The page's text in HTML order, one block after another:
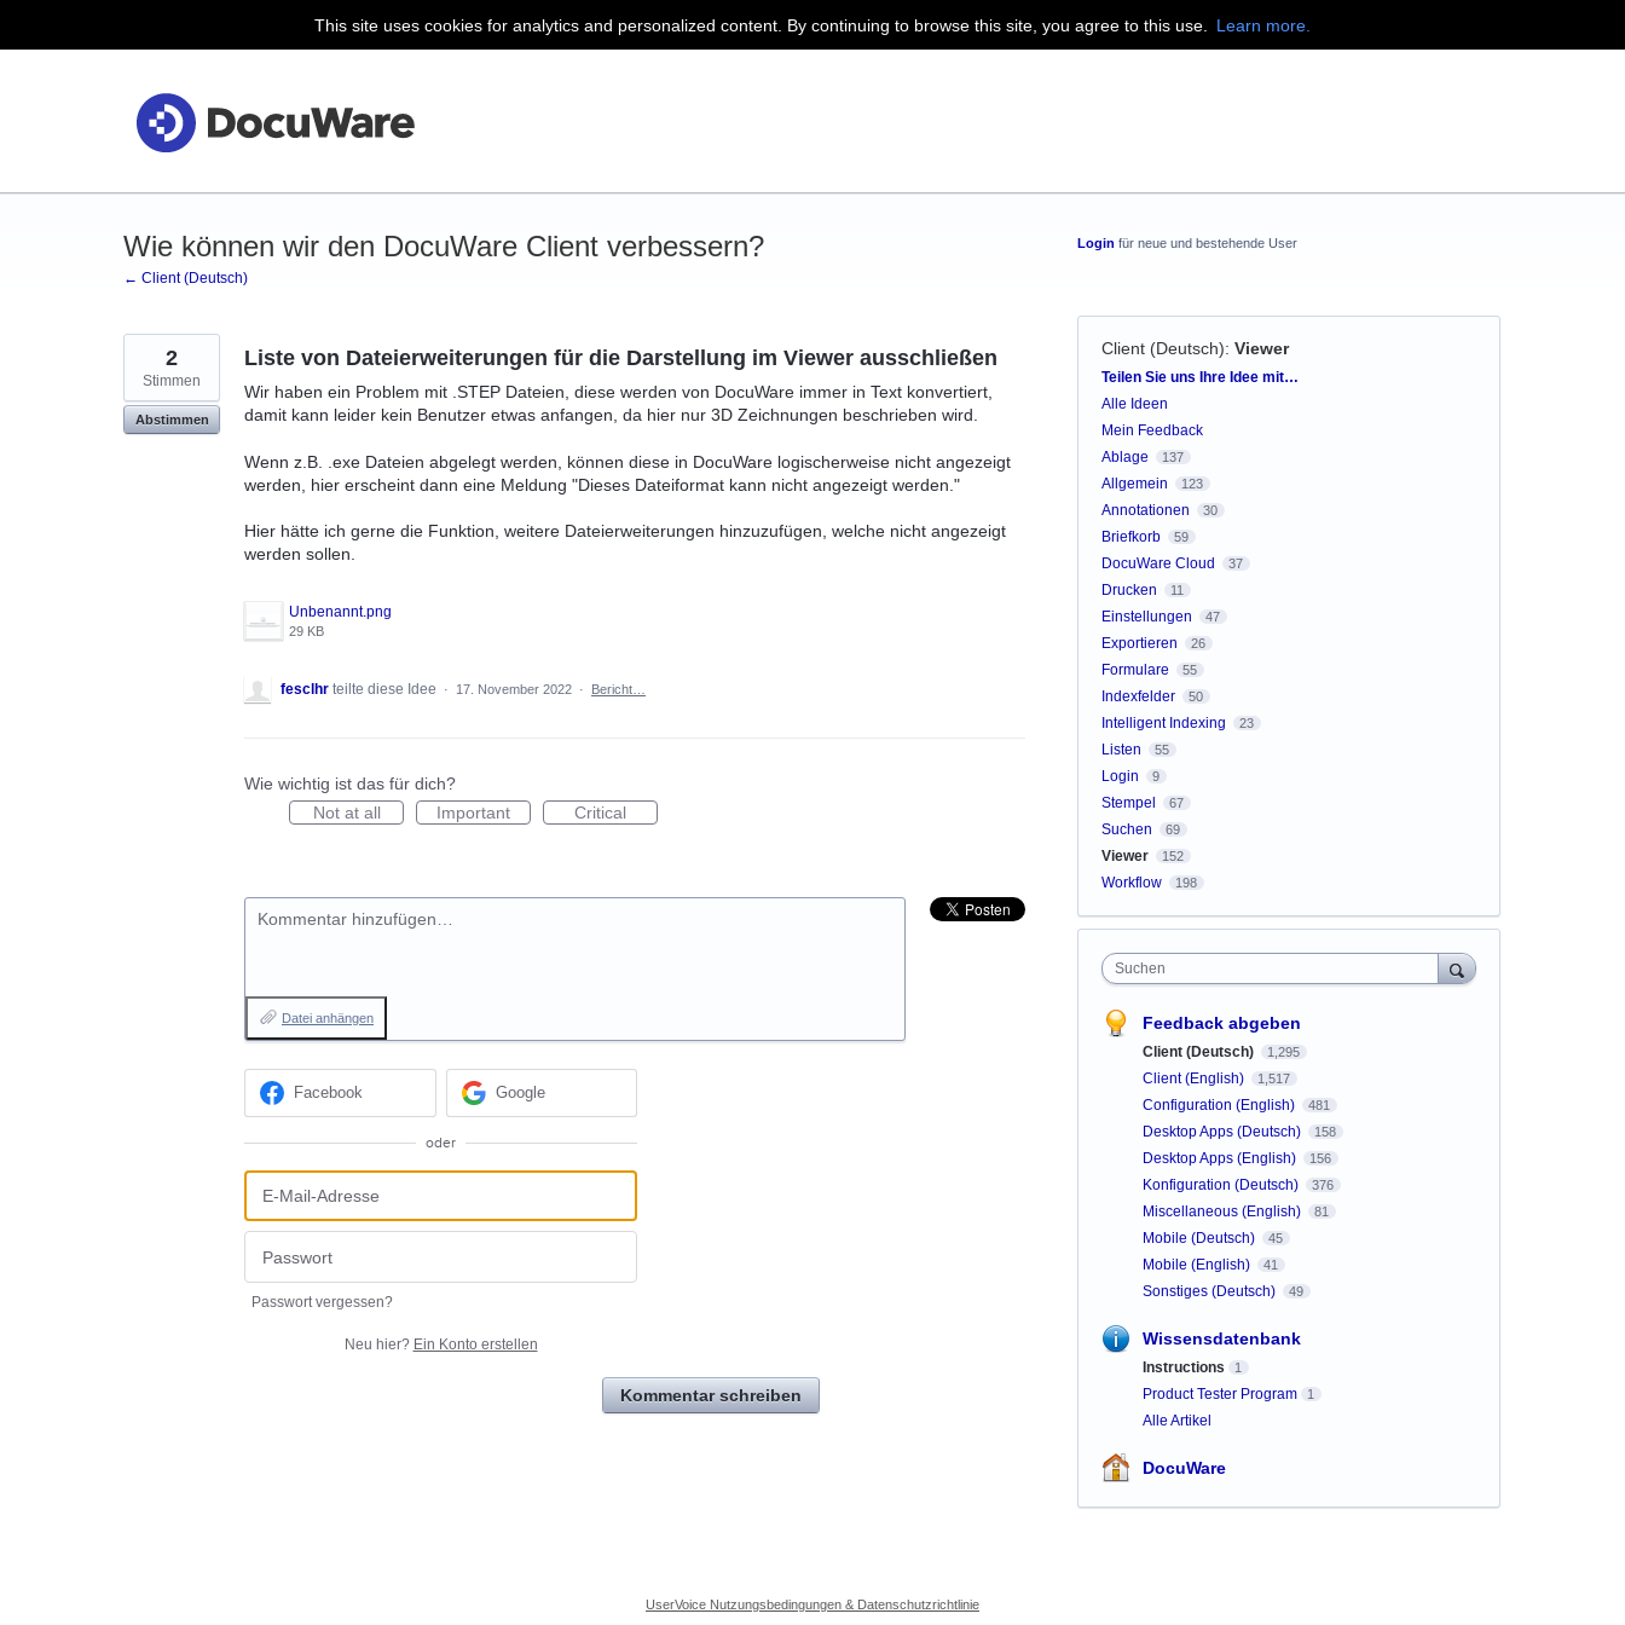
This site uses cookies for analytics and personalized content. By continuing to browse this site, you agree to this use. Learn more.
Wie können wir den DocuWare Client verbessern?
← Client (Deutsch)
Liste von Dateierweiterungen für die Darstellung im Viewer ausschließen
Wir haben ein Problem mit .STEP Dateien, diese werden von DocuWare immer in Text konvertiert,
damit kann leider kein Benutzer etwas anfangen, da hier nur 3D Zeichnungen beschrieben wird.
Wenn z.B. .exe Dateien abgelegt werden, können diese in DocuWare logischerweise nicht angezeigt
werden, hier erscheint dann eine Meldung "Dieses Dateiformat kann nicht angezeigt werden."
Hier hätte ich gerne die Funktion, weitere Dateierweiterungen hinzuzufügen, welche nicht angezeigt
werden sollen.
Unbenannt.png
29 KB
2
Stimmen
Abstimmen
fesclhr teilte diese Idee · 17. November 2022 · Bericht…
Wie wichtig ist das für dich?
Not at all
Important Critical
Kommentar hinzufügen…
Datei anhängen
Facebook Google
oder
Passwort vergessen?
Neu hier? Ein Konto erstellen
Kommentar schreiben
Login für neue und bestehende User
Client (Deutsch): Viewer
Kategorien
Teilen Sie uns Ihre Idee mit…
Alle Ideen
Mein Feedback
Ablage
137
Allgemein 123
Annotationen 30
Briefkorb 59
DocuWare Cloud 37
Drucken 11
Einstellungen 47
Exportieren 26
Formulare 55
Indexfelder 50
Intelligent Indexing 23
Listen 55
Login 9
Stempel 67
Suchen 69
Viewer 152
Workflow 198
Suchen
Feedback abgeben
Client (Deutsch) 1,295
Client (English) 1,517
Configuration (English) 481
Desktop Apps (Deutsch) 158
Desktop Apps (English) 156
Konfiguration (Deutsch) 376
Miscellaneous (English) 81
Mobile (Deutsch) 45
Mobile (English) 41
Sonstiges (Deutsch) 49
Wissensdatenbank
Instructions 1
Product Tester Program 1
Alle Artikel
DocuWare
UserVoice Nutzungsbedingungen & Datenschutzrichtlinie